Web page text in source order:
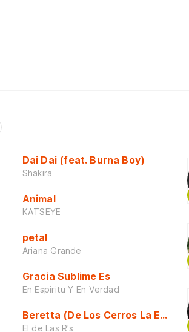
Dai Dai (feat. Burna Boy)
Shakira
Animal
KATSEYE
petal
Ariana Grande
Gracia Sublime Es
En Espiritu Y En Verdad
Beretta (De Los Cerros La
El de Las R's